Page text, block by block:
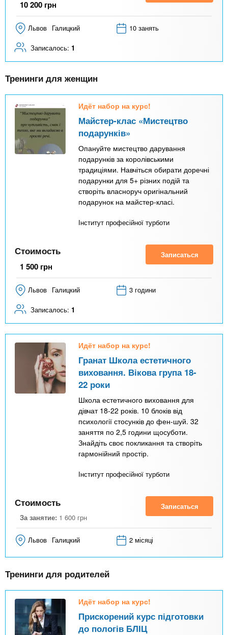
10 200 грн
Львов Галицкий 10 занять
Записалось: 1
Тренинги для женщин
Идёт набор на курс!
Майстер-клас «Мистецтво
подарунків»
Опануйте мистецтво дарування
подарунків за королівськими
традиціями. Навчіться обирати доречні
подарунки для 5+ різних подій та
створіть власноруч оригінальний
подарунок на майстер-класі.
Інститут професійної турботи
Стоимость
1 500 грн
Записаться
Львов Галицкий 3 години
Записалось: 1
Идёт набор на курс!
Гранат Школа естетичного
виховання. Вікова група 18-
22 роки
Школа естетичного виховання для
дівчат 18-22 років. 10 блоків від
психології стосунків до фен-шуй. 32
заняття по 2,5 години щосуботи.
Знайдіть своє покликання та створіть
гармонійний простір.
Інститут професійної турботи
Стоимость
За занятие: 1 600 грн
Записаться
Львов Галицкий 2 місяці
Тренинги для родителей
Идёт набор на курс!
Прискорений курс підготовки
до пологів БЛІЦ